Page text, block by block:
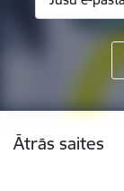
Ātrās saites